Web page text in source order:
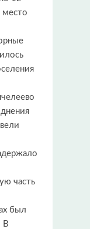
место
часть
был
В